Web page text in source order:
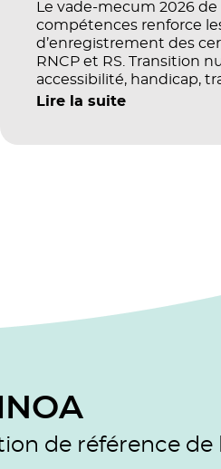
Le vade-mecum 2026 de
compétences renforce
d’enregistrement des
RNCP et RS. Transition
accessibilité, handicap,
écologique : quels
Lire la suite
de référence